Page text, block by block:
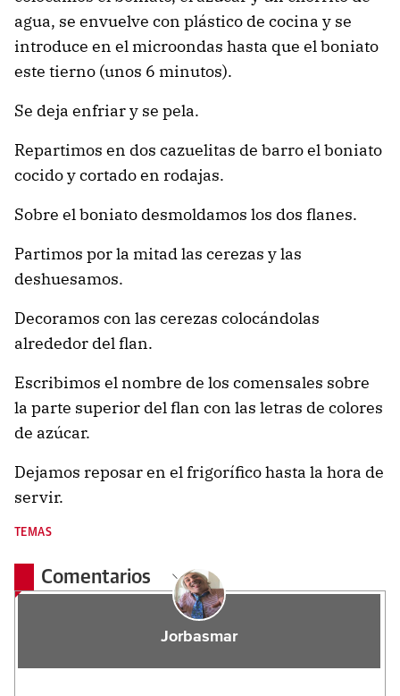
agua, se envuelve con plástico de cocina y se
introduce en el microondas hasta que el boniato
este tierno (unos 6 minutos).
Se deja enfriar y se pela.
Repartimos en dos cazuelitas de barro el boniato
cocido y cortado en rodajas.
Sobre el boniato desmoldamos los dos flanes.
Partimos por la mitad las cerezas y las
deshuesamos.
Decoramos con las cerezas colocándolas
alrededor del flan.
Escribimos el nombre de los comensales sobre
la parte superior del flan con las letras de colores
de azúcar.
Dejamos reposar en el frigorífico hasta la hora de
servir.
TEMAS
Comentarios
Jorbasmar